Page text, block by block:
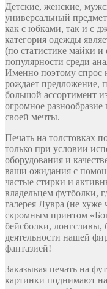
Детские, женские,
универсальный
как с юбками, так и с
категория одежды
(по статистике майки и
популярности среди
Именно поэтому спрос
рождает предложение,
большой ассортимент
огромное
своей мечты.
Печать на толстовках
только при условии
оборудования и
ваши ожидания с
частые стирки и
владельцем футболки,
галерея Лувра (не
скромным принтом
бейсболки, лонгсливы,
деятельности нашей
фантазией!
Заказывая печать на
картинки поднимают